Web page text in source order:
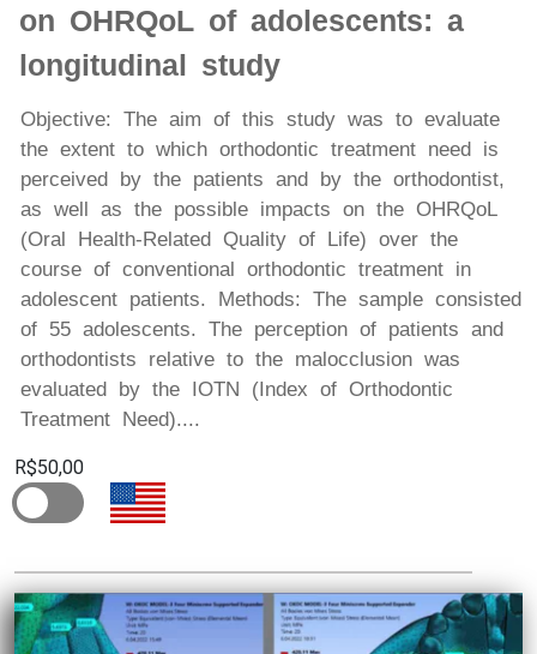
on OHRQoL of adolescents: a
longitudinal study
Objective: The aim of this study was to evaluate
the extent to which orthodontic treatment need is
perceived by the patients and by the orthodontist,
as well as the possible impacts on the OHRQoL
(Oral Health-Related Quality of Life) over the
course of conventional orthodontic treatment in
adolescent patients. Methods: The sample consisted
of 55 adolescents. The perception of patients and
orthodontists relative to the malocclusion was
evaluated by the IOTN (Index of Orthodontic
Treatment Need)....
R$50,00